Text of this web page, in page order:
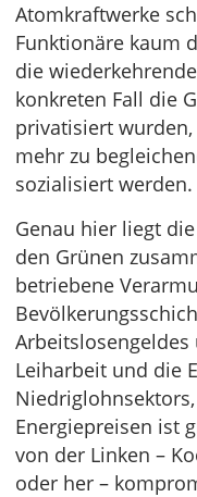
Atomkraftwerke
Funktionäre kaum
die
konkreten Fall die
privatisiert
mehr zu
sozialisiert werden.
Genau hier liegt
den Grünen
betriebene
Leiharbeit und die
Energiepreisen ist
von der Linken –
oder her –